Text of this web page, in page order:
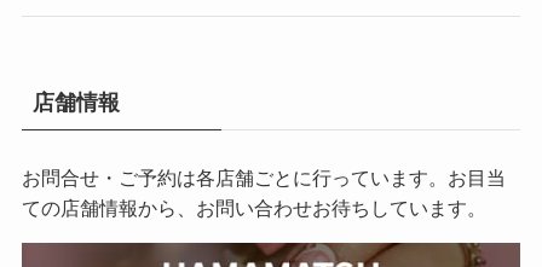
店舗情報
お問合せ・ご予約は各店舗ごとに行っています。お目当
ての店舗情報から、お問い合わせお待ちしています。